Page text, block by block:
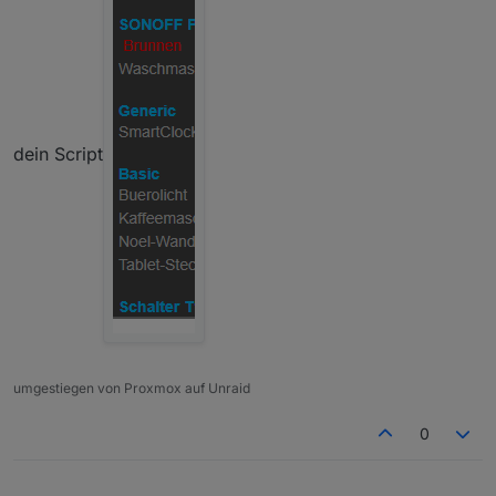
teckin
sonoffDev
shelly
mini
dein Script
umgestiegen von Proxmox auf Unraid
0